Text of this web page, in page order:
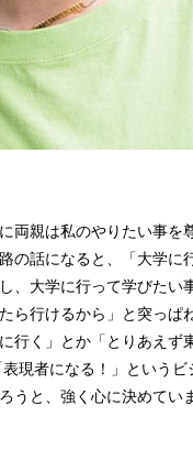
両親は私のやりたい事
の話になると、「大学
、大学に行って学びた
ら行けるから」と突っ
行く」とか「とりあえ
現者になる！」という
うと、強く心に決めてい